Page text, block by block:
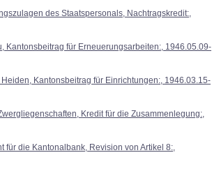
des Staatspersonals, Nachtragskredit:,
Kantonsbeitrag für Erneuerungsarbeiten:, 1946.05.09-
Kantonsbeitrag für Einrichtungen:, 1946.03.15-
Kredit für die Zusammenlegung:,
für die Kantonalbank, Revision von Artikel 8:,